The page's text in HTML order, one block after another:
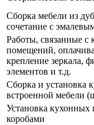
Сборка мебели из
сочетание с
Работы, связанные с
помещений,
крепление зеркала,
элементов и т.д.
Сборка и установка
встроенной мебели
Установка кухонных
коробами